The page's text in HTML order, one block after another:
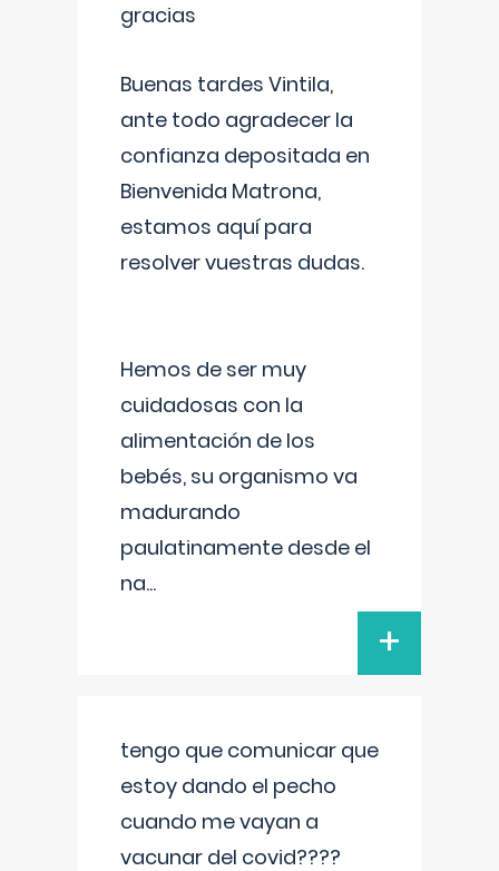
gracias
Buenas tardes Vintila,
ante todo agradecer la
confianza depositada en
Bienvenida Matrona,
estamos aquí para
resolver vuestras dudas.
Hemos de ser muy
cuidadosas con la
alimentación de los
bebés, su organismo va
madurando
paulatinamente desde el
na...
+
tengo que comunicar que
estoy dando el pecho
cuando me vayan a
vacunar del covid????